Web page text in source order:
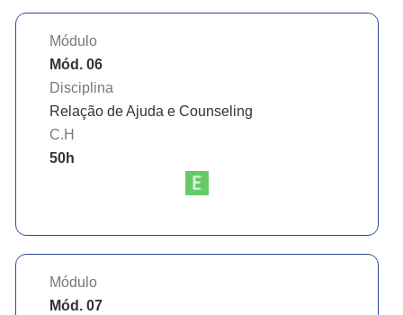
Módulo
Mód. 06
Disciplina
Relação de Ajuda e Counseling
C.H
50h
Módulo
Mód. 07